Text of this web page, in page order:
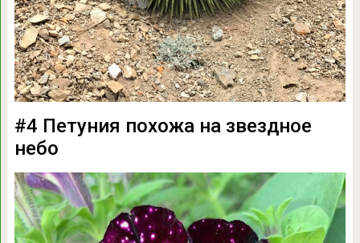
#4 Петуния похожа на звездное
небо